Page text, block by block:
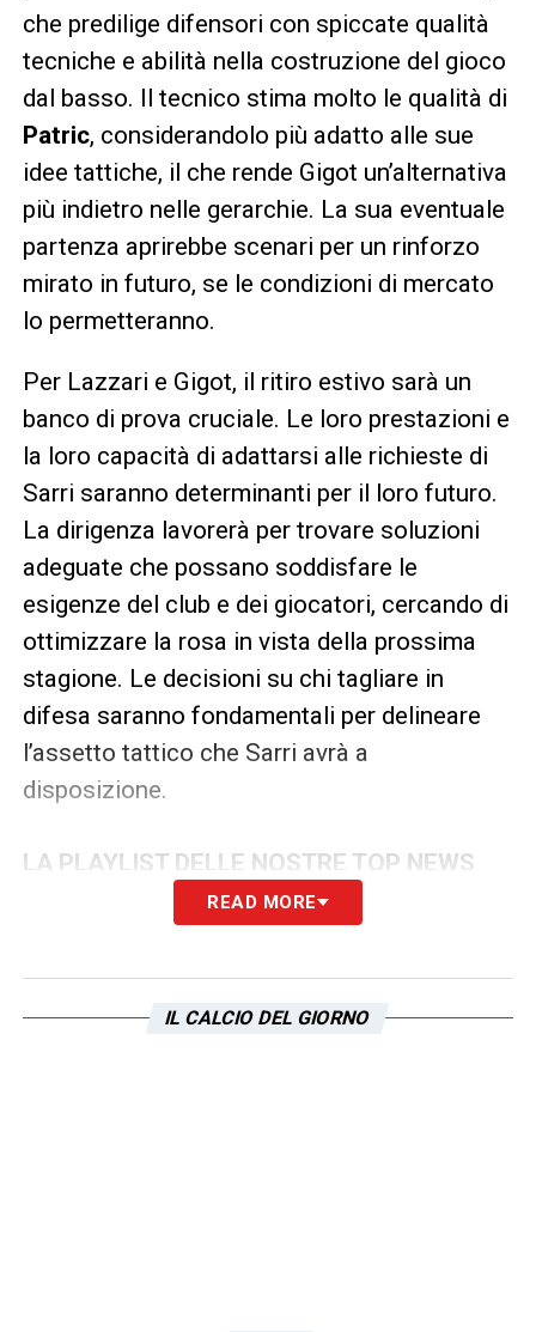
che predilige difensori con spiccate qualità
tecniche e abilità nella costruzione del gioco
dal basso. Il tecnico stima molto le qualità di
Patric, considerandolo più adatto alle sue
idee tattiche, il che rende Gigot un’alternativa
più indietro nelle gerarchie. La sua eventuale
partenza aprirebbe scenari per un rinforzo
mirato in futuro, se le condizioni di mercato
lo permetteranno.
Per Lazzari e Gigot, il ritiro estivo sarà un
banco di prova cruciale. Le loro prestazioni e
la loro capacità di adattarsi alle richieste di
Sarri saranno determinanti per il loro futuro.
La dirigenza lavorerà per trovare soluzioni
adeguate che possano soddisfare le
esigenze del club e dei giocatori, cercando di
ottimizzare la rosa in vista della prossima
stagione. Le decisioni su chi tagliare in
difesa saranno fondamentali per delineare
l’assetto tattico che Sarri avrà a
disposizione.
LA PLAYLIST DELLE NOSTRE TOP NEWS
READ MORE
IL CALCIO DEL GIORNO